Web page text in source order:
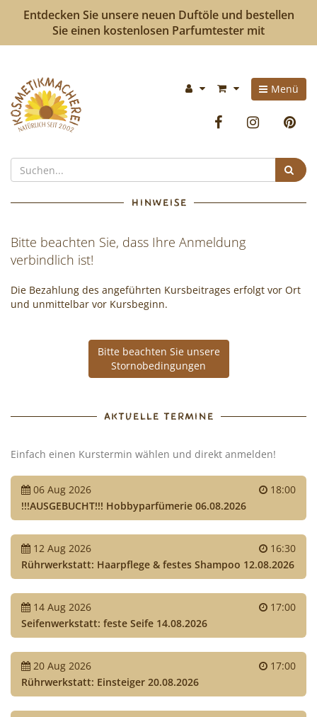
Entdecken Sie unsere neuen Duftöle und bestellen
Sie einen kostenlosen Parfumtester mit
Kosmetikmacherei
-
selbermachen
ist
so
einfach
wie
bunte
Cocktails
mixen!
Im
Menü
Facebook
HINWEISE
Bitte beachten Sie, dass Ihre Anmeldung
verbindlich ist!
Die Bezahlung des angeführten Kursbeitrages erfolgt vor Ort
und unmittelbar vor Kursbeginn.
Bitte beachten Sie unsere
Stornobedingungen
AKTUELLE TERMINE
Einfach einen Kurstermin wählen und direkt anmelden!
06 Aug 2026
18:00
!!!AUSGEBUCHT!!! Hobbyparfümerie 06.08.2026
12 Aug 2026
16:30
Rührwerkstatt: Haarpflege & festes Shampoo 12.08.2026
14 Aug 2026
17:00
Seifenwerkstatt: feste Seife 14.08.2026
20 Aug 2026
17:00
Rührwerkstatt: Einsteiger 20.08.2026